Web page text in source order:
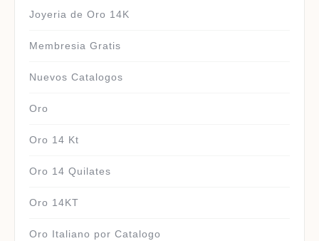
Joyeria de Oro 14K
Membresia Gratis
Nuevos Catalogos
Oro
Oro 14 Kt
Oro 14 Quilates
Oro 14KT
Oro Italiano por Catalogo